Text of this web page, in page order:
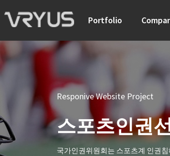
Portfolio
Responive Website Project
스포츠인권
국가인권위원회는 스포츠계 인권